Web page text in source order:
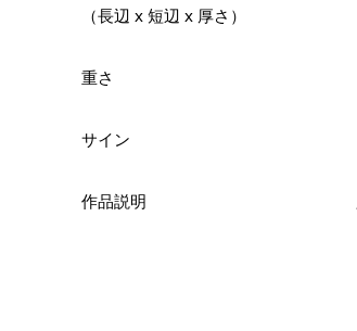
（長辺 x 短辺 x 厚さ）
重さ
サイン
作品説明